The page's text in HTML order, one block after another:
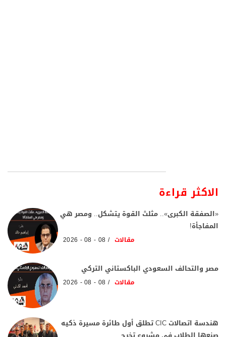
الاكثر قراءة
«الصفقة الكبرى».. مثلث القوة يتشكل.. ومصر هي
المفاجأة!
مقالات 08 - 08 - 2026
مصر والتحالف السعودي الباكستاني التركي
مقالات 08 - 08 - 2026
هندسة اتصالات CIC تطلق أول طائرة مسيرة ذكيه